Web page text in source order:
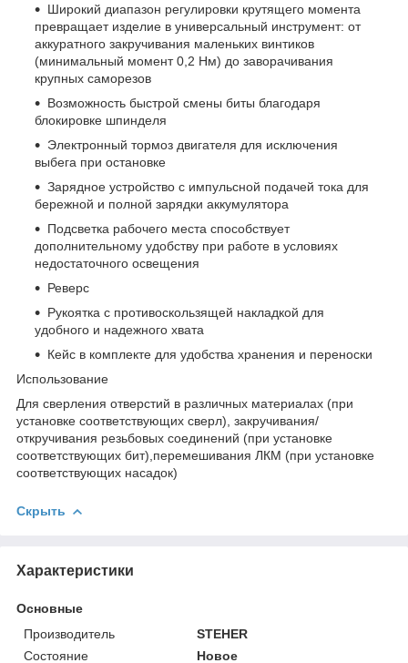
Широкий диапазон регулировки крутящего момента
превращает изделие в универсальный инструмент: от
аккуратного закручивания маленьких винтиков
(минимальный момент 0,2 Нм) до заворачивания
крупных саморезов
Возможность быстрой смены биты благодаря
блокировке шпинделя
Электронный тормоз двигателя для исключения
выбега при остановке
Зарядное устройство с импульсной подачей тока для
бережной и полной зарядки аккумулятора
Подсветка рабочего места способствует
дополнительному удобству при работе в условиях
недостаточного освещения
Реверс
Рукоятка с противоскользящей накладкой для
удобного и надежного хвата
Кейс в комплекте для удобства хранения и переноски
Использование
Для сверления отверстий в различных материалах (при
установке соответствующих сверл), закручивания/
откручивания резьбовых соединений (при установке
соответствующих бит),перемешивания ЛКМ (при установке
соответствующих насадок)
Скрыть
Характеристики
Основные
Производитель
STEHER
Состояние
Новое